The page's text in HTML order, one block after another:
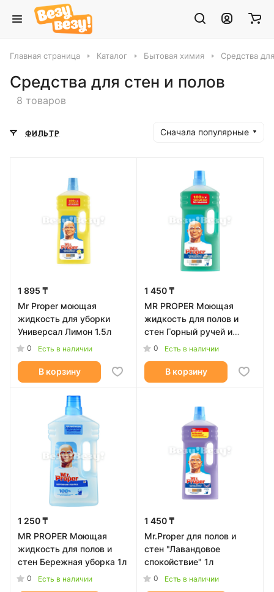
Главная страница Каталог Бытовая химия Средства
Средства для стен и полов
8 товаров
ФИЛЬТР Сначала популярные
1 895 ₸
Mr Proper моющая
жидкость для уборки
Универсал Лимон 1.5л
0 Есть в наличии
В корзину
1 450 ₸
MR PROPER Моющая
жидкость для полов и
стен Горный ручей и
прохлада 1л
0 Есть в наличии
В корзину
1 250 ₸
MR PROPER Моющая
жидкость для полов и
стен Бережная уборка 1л
0 Есть в наличии
1 450 ₸
Mr.Proper для полов и
стен "Лавандовое
спокойствие" 1л
0 Есть в наличии